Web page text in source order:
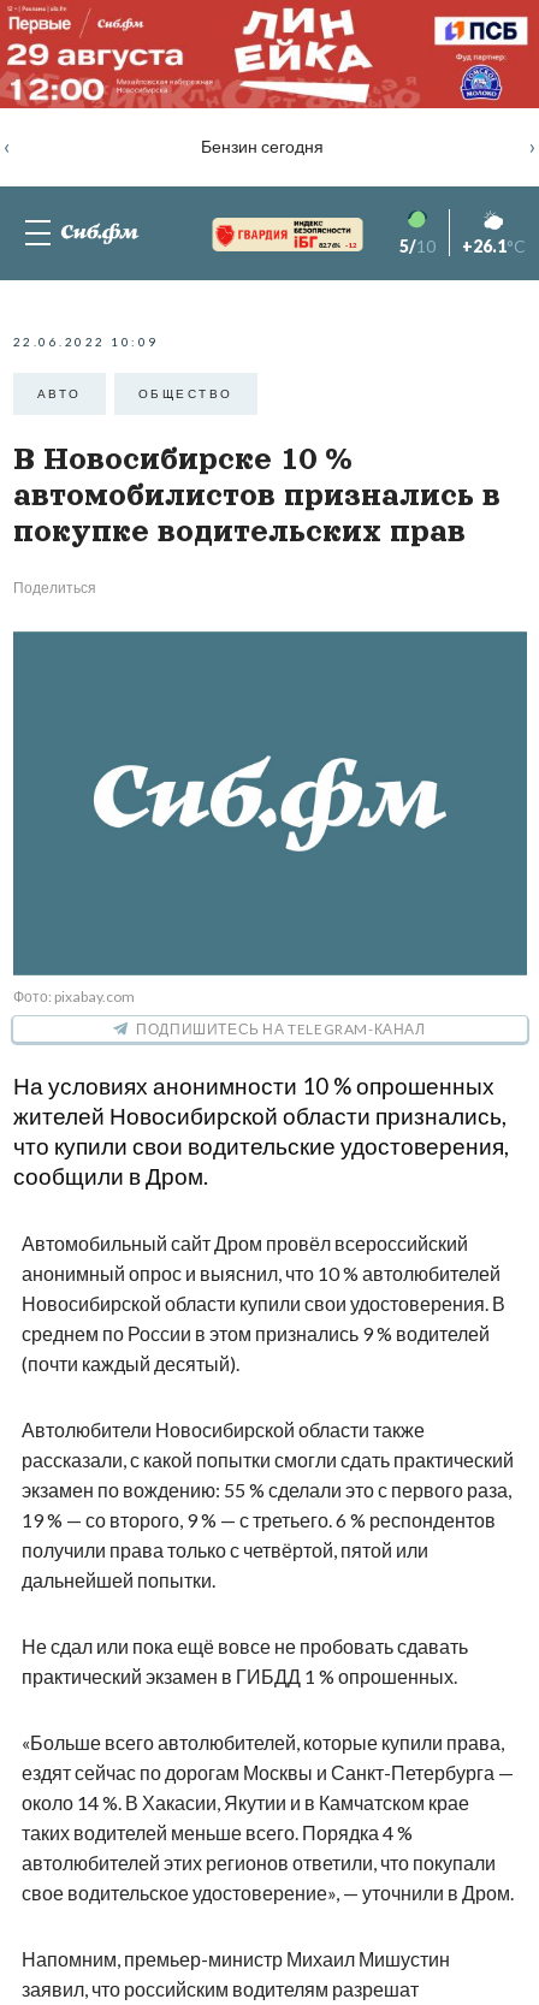
Бензин сегодня
‹ ›
82.76% -1.2 5/10 +26.1°C
22.06.2022 10:09
АВТО ОБЩЕСТВО
В Новосибирске 10 %
автомобилистов признались в
покупке водительских прав
Поделиться
Фото: pixabay.com
ПОДПИШИТЕСЬ НА TELEGRAM-КАНАЛ
На условиях анонимности 10 % опрошенных
жителей Новосибирской области признались,
что купили свои водительские удостоверения,
сообщили в Дром.
Автомобильный сайт Дром провёл всероссийский
анонимный опрос и выяснил, что 10 % автолюбителей
Новосибирской области купили свои удостоверения. В
среднем по России в этом признались 9 % водителей
(почти каждый десятый).
Автолюбители Новосибирской области также
рассказали, с какой попытки смогли сдать практический
экзамен по вождению: 55 % сделали это с первого раза,
19 % — со второго, 9 % — с третьего. 6 % респондентов
получили права только с четвёртой, пятой или
дальнейшей попытки.
Не сдал или пока ещё вовсе не пробовать сдавать
практический экзамен в ГИБДД 1 % опрошенных.
«Больше всего автолюбителей, которые купили права,
ездят сейчас по дорогам Москвы и Санкт-Петербурга —
около 14 %. В Хакасии, Якутии и в Камчатском крае
таких водителей меньше всего. Порядка 4 %
автолюбителей этих регионов ответили, что покупали
свое водительское удостоверение», — уточнили в Дром.
Напомним, премьер-министр Михаил Мишустин
заявил, что российским водителям разрешат